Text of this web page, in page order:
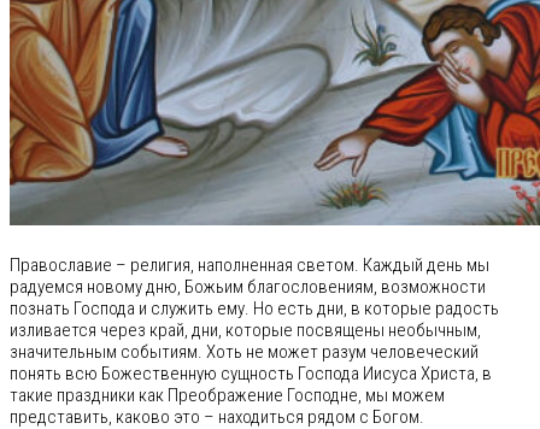
Православие – религия, наполненная светом. Каждый день мы
радуемся новому дню, Божьим благословениям, возможности
познать Господа и служить ему. Но есть дни, в которые радость
изливается через край, дни, которые посвящены необычным,
значительным событиям. Хоть не может разум человеческий
понять всю Божественную сущность Господа Иисуса Христа, в
такие праздники как Преображение Господне, мы можем
представить, каково это – находиться рядом с Богом.